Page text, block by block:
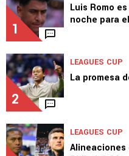
1
Luis Romo
noche para
2
LEAGUES CUP
La promesa
LEAGUES CUP
Alineaciones